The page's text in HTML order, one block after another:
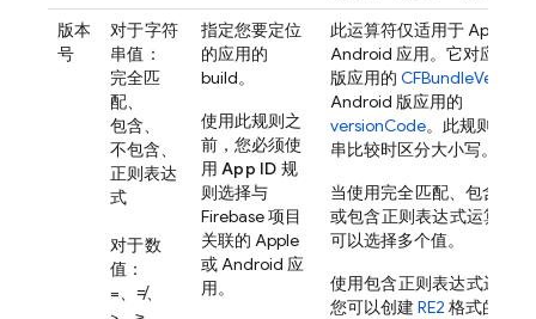
版本
号
对于字符
串值 ：
完全匹
配、
包含、
不包含、
正则表达
式
对于数
值 ：
=、≠、
指定您要定位
的应用的
build。
使用此规则之
前，您必须使
用 App ID 规
则选择与
Firebase 项目
关联的 Apple
或 Android 应
用。
此运算符仅适用于 Apple 和
Android 应用。它对应于
版应用的 CFBundleVersion
Android 版应用的
versionCode。此规则在进
串比较时区分大小写。
当使用完全匹配、 包含
或包含正则表达式运算符
可以选择多个值。
使用包含正则表达式运算
您可以创建 RE2 格式的正